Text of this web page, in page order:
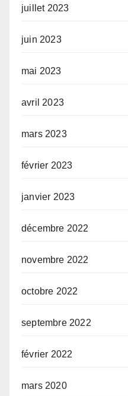
juillet 2023
juin 2023
mai 2023
avril 2023
mars 2023
février 2023
janvier 2023
décembre 2022
novembre 2022
octobre 2022
septembre 2022
février 2022
mars 2020